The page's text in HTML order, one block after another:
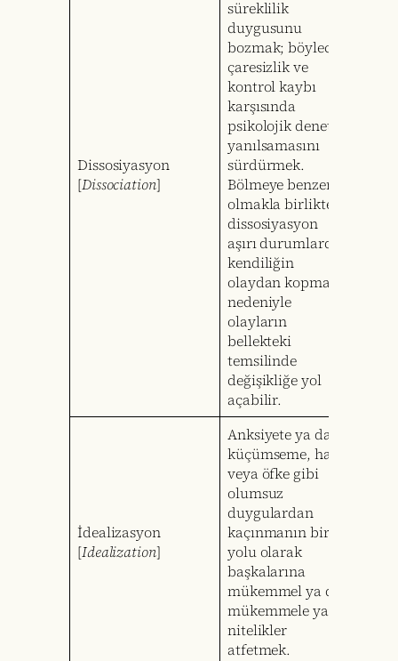
Dissosiyasyon
[Dissociation]
süreklilik
duygusunu
bozmak; böylece
çaresizlik ve
kontrol kaybı
karşısında
psikolojik denetim
yanılsamasını
sürdürmek.
Bölmeye benzer
olmakla birlikte,
dissosiyasyon
aşırı durumlarda
kendiliğin
olaydan kopması
nedeniyle
olayların
bellekteki
temsilinde
değişikliğe yol
açabilir.
İdealizasyon
[Idealization]
Anksiyete ya da
küçümseme, haset
veya öfke gibi
olumsuz
duygulardan
kaçınmanın bir
yolu olarak
başkalarına
mükemmel ya da
mükemmele yakın
nitelikler
atfetmek.